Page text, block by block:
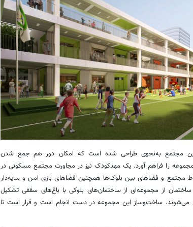
مجتمع به‌نحوی طراحی شده است که امکان دور هم جمع شدن
را فراهم آورد. یک مهدکودک نیز در مجاورت مجتمع مسکونی در
مجتمع و فضاهای بین بلوک‌ها همچنین فضاهای بازی امن و سایه‌دار
از مجموعه‌ای از ساختمان‌های بلوکی با باغ‌های سقفی تشکیل
ساخت‌وساز این مجموعه در دست انجام است و قرار است تا